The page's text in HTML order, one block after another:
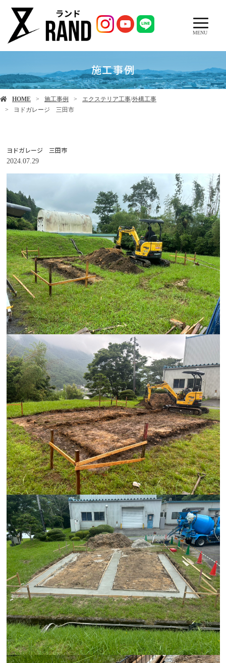
MENU
施工事例
HOME 施工事例 エクステリア工事/外構工事
ヨドガレージ 三田市
ヨドガレージ 三田市
2024.07.29